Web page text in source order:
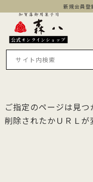
新規会員登
公式オンラインショップ
ご指定のページは見つ
削除されたかＵＲＬが